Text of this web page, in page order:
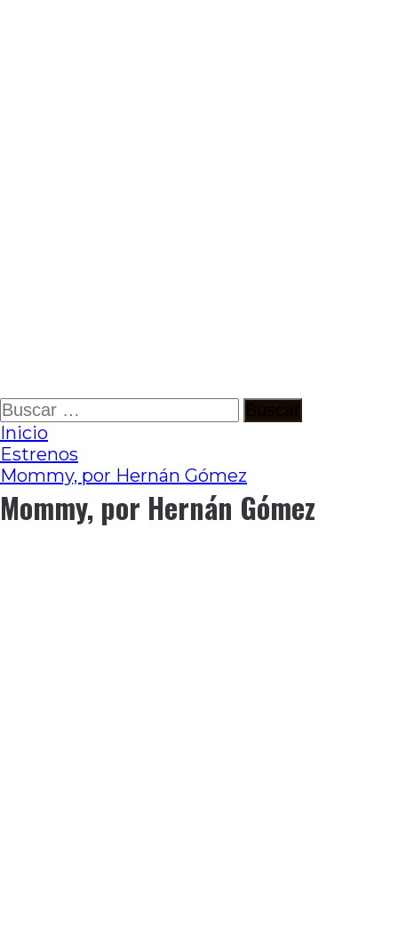
Ir
al
contenido
Buscar:
Inicio
Estrenos
Mommy, por Hernán Gómez
Mommy, por Hernán Gómez